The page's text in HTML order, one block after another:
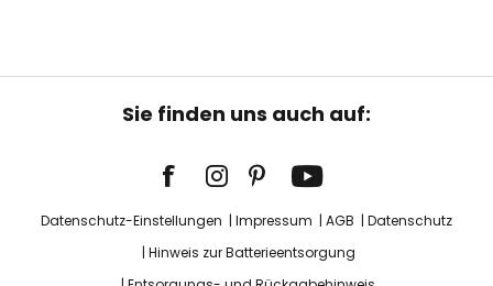
Sie finden uns auch auf:
Datenschutz-Einstellungen Impressum AGB
Datenschutz
Hinweis zur Batterieentsorgung